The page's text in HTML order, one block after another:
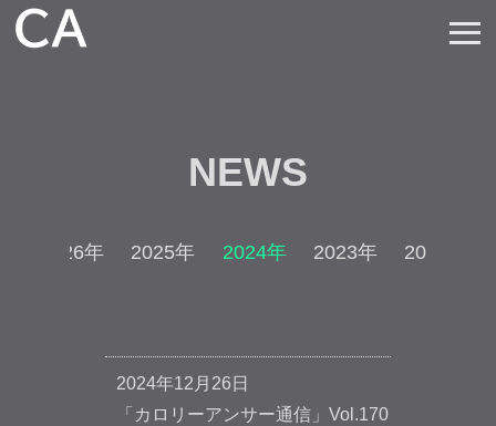
≡
NEWS
2026年 2025年 2024年 2023年 2022年
2024年12月26日
「カロリーアンサー通信」Vol.170